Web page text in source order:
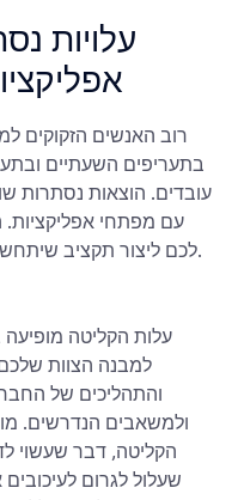
עלויות
רוב האנשים הזקוקים
בתעריפים השעתיים
עובדים. הוצאות נסתרות
עם מפתחי אפליקציות.
לכם ליצור תקציב שיתחשב כראוי בעלויות מפתח האפליקציות.
עלות הקליטה
למבנה הצוות
והתהליכים של
ולמשאבים הנדרשים.
הקליטה, דבר שעשוי
שעלול לגרום